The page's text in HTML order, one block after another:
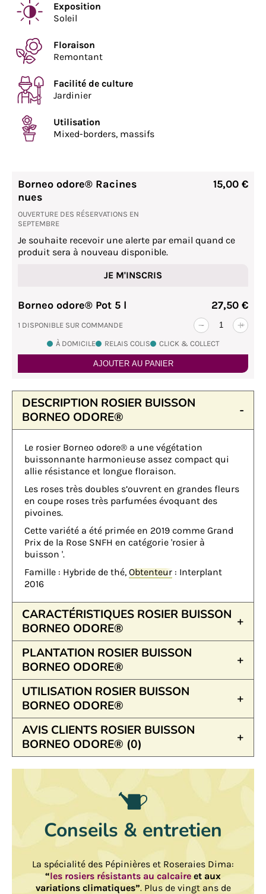
Exposition
Soleil
Floraison
Remontant
Facilité de culture
Jardinier
Utilisation
Mixed-borders, massifs
Borneo odore® Racines
nues
OUVERTURE DES RÉSERVATIONS EN
SEPTEMBRE
15,00 €
Je souhaite recevoir une alerte par email quand ce
produit sera à nouveau disponible.
JE M'INSCRIS
Borneo odore® Pot 5 l
1 DISPONIBLE SUR COMMANDE - +
27,50 €
À DOMICILE RELAIS COLIS CLICK & COLLECT
AJOUTER AU PANIER
DESCRIPTION ROSIER BUISSON
BORNEO ODORE®
Le rosier Borneo odore® a une végétation
buissonnante harmonieuse assez compact qui
allie résistance et longue floraison.
Les roses très doubles s’ouvrent en grandes fleurs
en coupe roses très parfumées évoquant des
pivoines.
Cette variété a été primée en 2019 comme Grand
Prix de la Rose SNFH en catégorie 'rosier à
buisson '.
Famille : Hybride de thé, Obtenteur : Interplant
2016
CARACTÉRISTIQUES ROSIER BUISSON
BORNEO ODORE®
PLANTATION ROSIER BUISSON
BORNEO ODORE®
UTILISATION ROSIER BUISSON
BORNEO ODORE®
AVIS CLIENTS ROSIER BUISSON
BORNEO ODORE® (0)
Conseils & entretien
La spécialité des Pépinières et Roseraies Dima:
“les rosiers résistants au calcaire et aux
variations climatiques”. Plus de vingt ans de